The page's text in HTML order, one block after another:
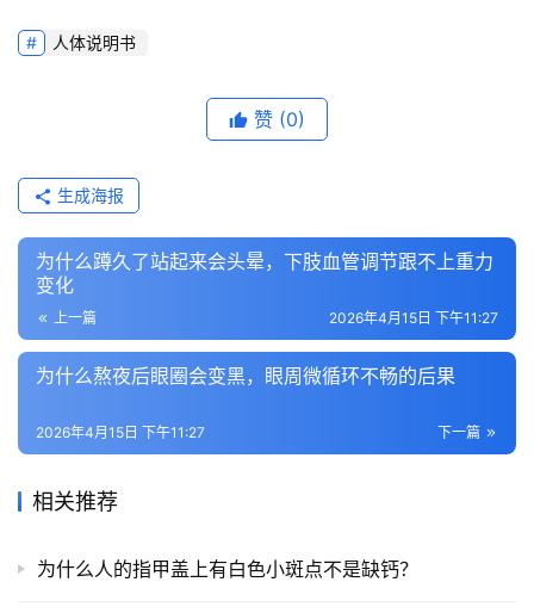
人体说明书
赞 (0)
生成海报
为什么蹲久了站起来会头晕，下肢血管调节跟不上重力
变化
上一篇 2026年4月15日 下午11:27
为什么熬夜后眼圈会变黑，眼周微循环不畅的后果
下一篇
2026年4月15日 下午11:27
相关推荐
为什么人的指甲盖上有白色小斑点不是缺钙？